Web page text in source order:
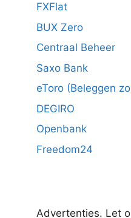
FXFlat
BUX Zero
Centraal Beheer
Saxo Bank
eToro (Beleggen
DEGIRO
Openbank
Freedom24
Advertenties. Let